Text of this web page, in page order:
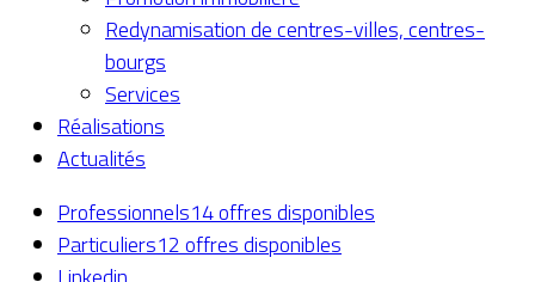
Redynamisation de centres-villes, centres-
bourgs
Services
Réalisations
Actualités
Professionnels14 offres disponibles
Particuliers12 offres disponibles